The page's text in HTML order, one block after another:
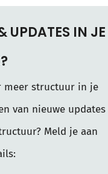
UPDATES IN JE
meer structuur in je
van nieuwe updates
Meld je aan